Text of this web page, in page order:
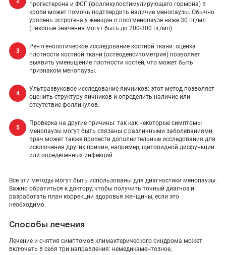
прогестерона и ФСГ (фолликулостимулирующего гормона) в
крови может помочь подтвердить наличие менопаузы. Обычно
уровень эстрогена у женщин в постменопаузе ниже 30 пг/мл
(пиковые значения могут быть до 200-300 пг/мл).
Рентгенологическое исследование костной ткани: оценка
плотности костной ткани (остеоденситометрия) позволяет
выявить уменьшение плотности костей, что может быть
признаком менопаузы.
Ультразвуковое исследование яичников: этот метод позволяет
оценить структуру яичников и определить наличие или
отсутствие фолликулов.
Проверка на другие причины: так как некоторые симптомы
менопаузы могут быть связаны с различными заболеваниями,
врач может также провести дополнительные исследования для
исключения других причин, например, щитовидной дисфункции
или определенных инфекций.
Все эти методы могут быть использованы для диагностики менопаузы.
Важно обратиться к доктору, чтобы получить точный диагноз и
разработать план коррекции здоровья женщины, если это
необходимо.
Способы лечения
Лечение и снятия симптомов климактерического синдрома может
включать в себя три направления: немедикаментозное,